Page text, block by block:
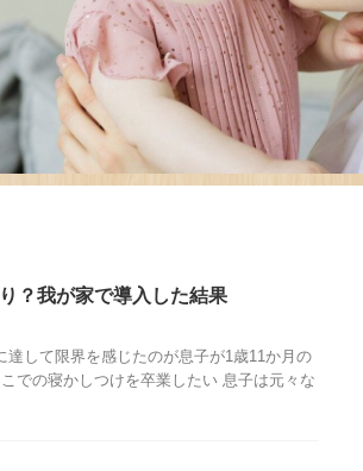
？我が家で導入した結果
して限界を感じたのが息子が1歳11か月の
での寝かしつけを卒業したい 息子は元々な